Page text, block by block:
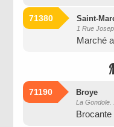
71380 Saint-
1 Rue
Marché
71190 Broye
La Gondole.
Brocante